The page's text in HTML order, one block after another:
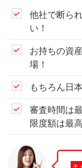
他社で断ら
い！
お持ちの資
場！
もちろん日
審査時間は
限度額は最
チ